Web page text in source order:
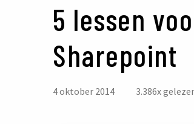
5 lessen
Sharepoint
4 oktober 2014 x
3.386